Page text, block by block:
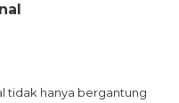
tidak hanya bergantung